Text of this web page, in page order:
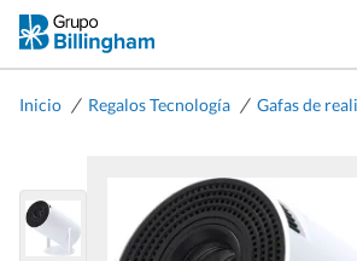
Inicio / Regalos Tecnología / Gafas de